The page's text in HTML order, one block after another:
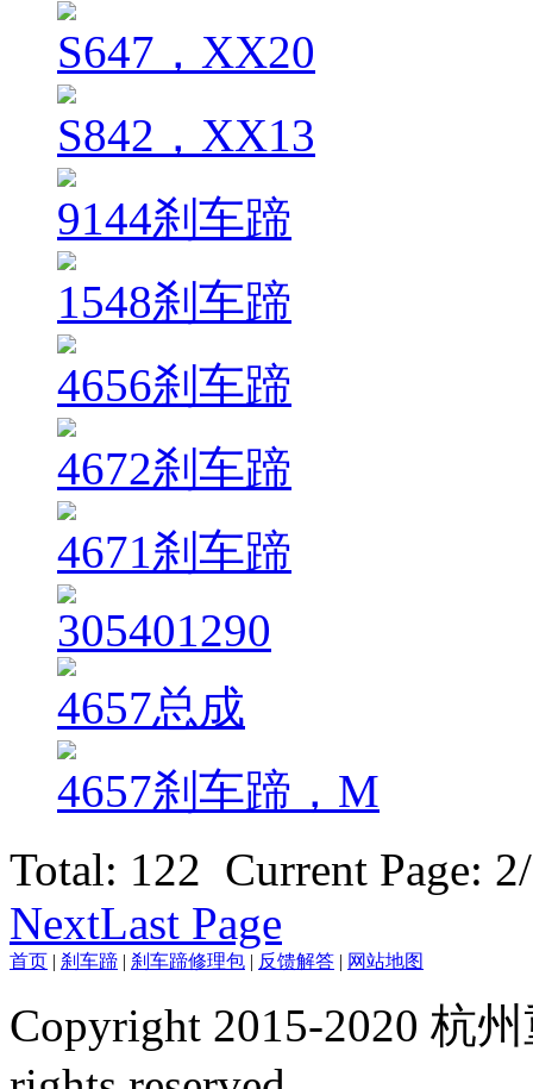
S647，XX20
S842，XX13
9144刹车蹄
1548刹车蹄
4656刹车蹄
4672刹车蹄
4671刹车蹄
305401290
4657总成
4657刹车蹄，M
Total: 122 Current Page: 2
NextLast Page
首页 | 刹车蹄 | 刹车蹄修理包 | 反馈解答 | 网站地图
Copyright 2015-2020 杭